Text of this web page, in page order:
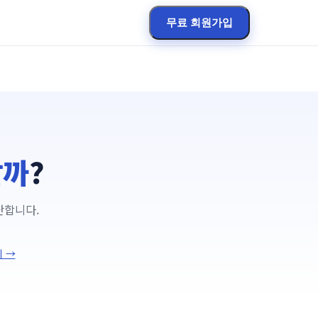
무료 회원가입
?
합니다.
→